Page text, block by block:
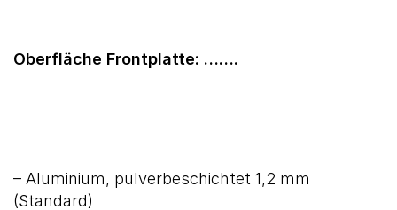
Oberfläche Frontplatte: …….
– Aluminium, pulverbeschichtet 1,2 mm
(Standard)